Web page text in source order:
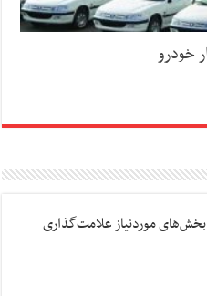
بخش‌های موردنیاز علامت‌گذاری